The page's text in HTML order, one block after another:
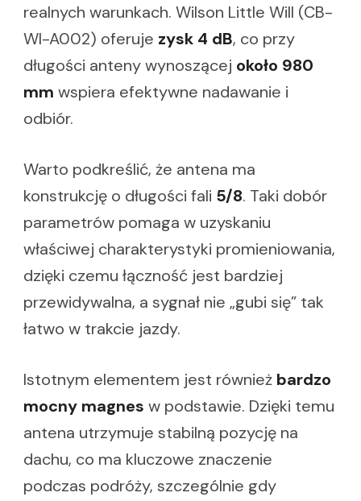
realnych warunkach. Wilson Little Will (CB-
WI-A002) oferuje zysk 4 dB, co przy
długości anteny wynoszącej około 980
mm wspiera efektywne nadawanie i
odbiór.
Warto podkreślić, że antena ma
konstrukcję o długości fali 5/8. Taki dobór
parametrów pomaga w uzyskaniu
właściwej charakterystyki promieniowania,
dzięki czemu łączność jest bardziej
przewidywalna, a sygnał nie „gubi się” tak
łatwo w trakcie jazdy.
Istotnym elementem jest również bardzo
mocny magnes w podstawie. Dzięki temu
antena utrzymuje stabilną pozycję na
dachu, co ma kluczowe znaczenie
podczas podróży, szczególnie gdy